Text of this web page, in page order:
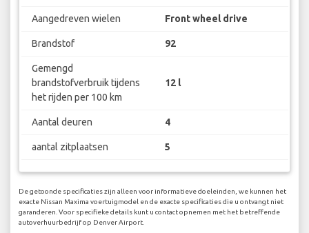
Aangedreven wielen Front wheel drive
Brandstof 92
Gemengd
brandstofverbruik tijdens
het rijden per 100 km
12 l
Aantal deuren 4
aantal zitplaatsen 5
De getoonde specificaties zijn alleen voor informatieve doeleinden, we kunnen het
exacte Nissan Maxima voertuigmodel en de exacte specificaties die u ontvangt niet
garanderen. Voor specifieke details kunt u contact opnemen met het betreffende
autoverhuurbedrijf op Denver Airport.